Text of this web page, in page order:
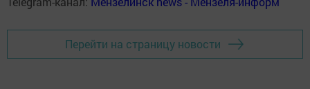
Перейти на страницу новости